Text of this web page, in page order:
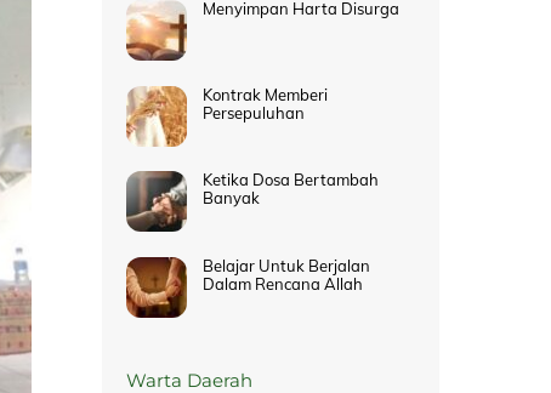
Menyimpan Harta Disurga
Kontrak Memberi
Persepuluhan
Ketika Dosa Bertambah
Banyak
Belajar Untuk Berjalan
Dalam Rencana Allah
Warta Daerah